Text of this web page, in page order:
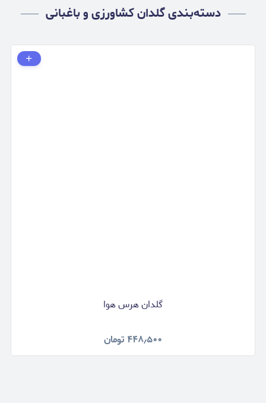
دسته‌بندی گلدان کشاورزی و باغبانی
گلدان هرس هوا
۴۴۸٫۵۰۰ تومان